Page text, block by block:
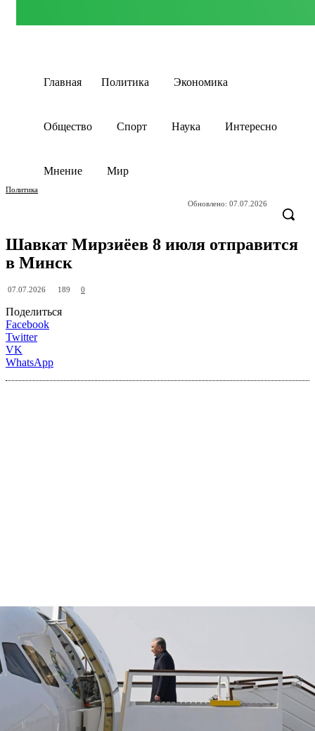
Главная Политика Экономика
Общество Спорт Наука Интересно
Мнение Мир
Политика
Обновлено: 07.07.2026
Шавкат Мирзиёев 8 июля отправится
в Минск
07.07.2026 189 0
Поделиться
Facebook
Twitter
VK
WhatsApp